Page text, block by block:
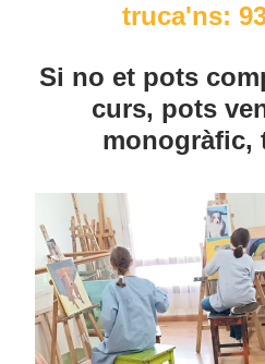
truca'ns:
Si no et pots
curs, pots
monogràfic,